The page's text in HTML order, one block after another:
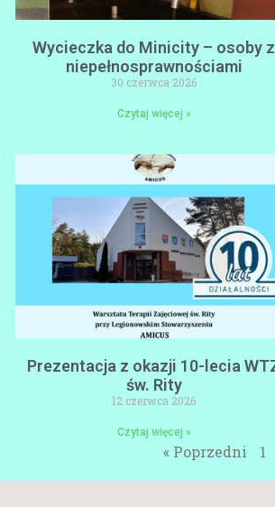
Wycieczka do Minicity – osoby z
niepełnosprawnościami
30 czerwca 2026
Czytaj więcej »
Prezentacja z okazji 10-lecia
św. Rity
12 czerwca 2026
Czytaj więcej »
« Poprzedni 1